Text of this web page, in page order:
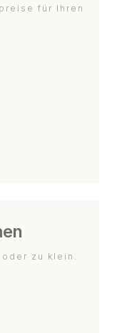
für Ihren
zu klein.